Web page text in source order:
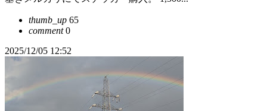
thumb_up 65
comment0
2025/12/05 12:52